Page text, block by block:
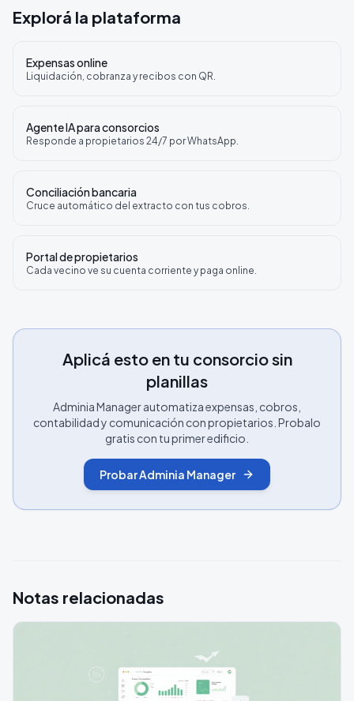
Explorá la plataforma
Expensas online
Liquidación, cobranza y recibos con QR.
Agente IA para consorcios
Responde a propietarios 24/7 por WhatsApp.
Conciliación bancaria
Cruce automático del extracto con tus cobros.
Portal de propietarios
Cada vecino ve su cuenta corriente y paga online.
Aplicá esto en tu consorcio sin
planillas
Adminia Manager automatiza expensas, cobros,
contabilidad y comunicación con propietarios. Probalo
gratis con tu primer edificio.
Probar Adminia Manager
Notas relacionadas